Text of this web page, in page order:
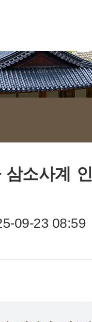
삼소사계
09-23 08:59